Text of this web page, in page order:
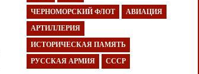
ЧЕРНОМОРСКИЙ ФЛОТ АВИАЦИЯ
АРТИЛЛЕРИЯ
ИСТОРИЧЕСКАЯ ПАМЯТЬ
РУССКАЯ АРМИЯ СССР